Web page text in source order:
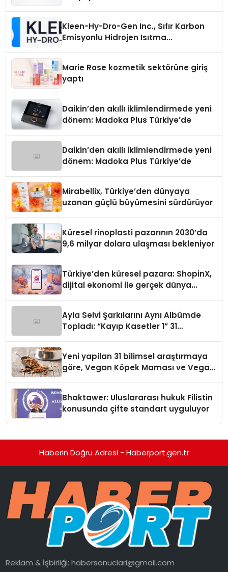
Kleen-Hy-Dro-Gen Inc., Sıfır Karbon
Emisyonlu Hidrojen Isıtma
Marie Rose kozmetik sektörüne giriş
yaptı
Daikin’den akıllı iklimlendirmede yeni
dönem: Madoka Plus Türkiye’de
Daikin’den akıllı iklimlendirmede yeni
dönem: Madoka Plus Türkiye’de
Mirabellix, Türkiye’den dünyaya
uzanan güçlü büyümesini sürdürüyor
Küresel rinoplasti pazarının 2030’da
9,6 milyar dolara ulaşması bekleniyor
Türkiye’den küresel pazara: ShopinX,
dijital ekonomi ile gerçek dünya
Ayla Selvi Şarkılarını Aynı Albümde
Topladı: “Kayıp Kasetler 1” 31
Yeni yapilan 31 bilimsel araştırmaya
göre, Vegan Köpek Maması ve Vegan
Bhaktawer: Uluslararası hukuk Filistin
konusunda çifte standart uyguluyor
Haberin Doğru Adresi - Haberport.gen.tr
Reklam & İşbirliği:habersonuclari@gmail.com